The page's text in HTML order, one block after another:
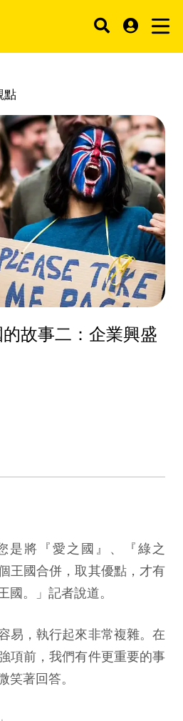
點
故事二：企業興盛
將『愛之國』、『綠之
王國合併，取其優點，才有
。」記者說道。
，執行起來非常複雜。在
項前，我們有件更重要的事
著回答。